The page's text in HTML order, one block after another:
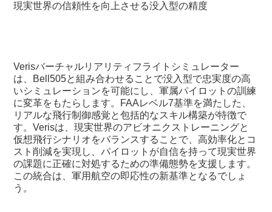
現実世界の信頼性を向上させる没入型の精度
Verisバーチャルリアリティフライトシミュレーター
は、Bell505と組み合わせることで没入型で忠実度の高
いシミュレーションを可能にし、軍属パイロットの訓練
に変革をもたらします。FAAレベル7基準を満たした、
リアルな飛行制御感覚と包括的なスキル構築が特徴で
す。Verisは、現実世界のアビオニクストレーニングと
仮想飛行シナリオをバランスすることで、高効率化とコ
スト削減を実現し、パイロットが自信を持って現実世界
の課題に正確に対処するための準備態勢を支援します。
この統合は、軍用航空の即応性の新基準となるでしょ
う。